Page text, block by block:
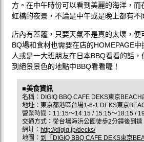
方。在中午時份可以看到美麗的海洋，
虹橋的夜景，不論是中午或是晚上都有不
店內有蓋篷，只要天氣不是真的太壞，便
BQ場和食材也需要在店的HOMEPAGE
人或是一大班朋友在日本BBQ看看的話
到絕景景色的地點中BBQ看看喔！
■美食資訊
名稱：DIGIQ BBQ CAFE DEKS東京BEACH
地址：東京都港區台場1-6-1 DEKS東京
營業時間：11:15～14:15 / 15:15～18:15 /
交通方式：從台場海浜公園徒歩2分鐘後到達
網址： http://digiq.jp/decks/
地圖： 到「DIGIQ BBQ CAFE DEKS東京